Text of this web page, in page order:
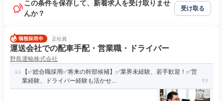
この条件を保存して、新着求人を受け取りませ
んか？
受け取る
正社員
運送会社での配車手配・営業職・ドライバー
野島運輸株式会社
【✅総合職採用✅将来の幹部候補】✅業界未経験、若手歓迎！✅営
業経験、ドライバー経験も活かせ...